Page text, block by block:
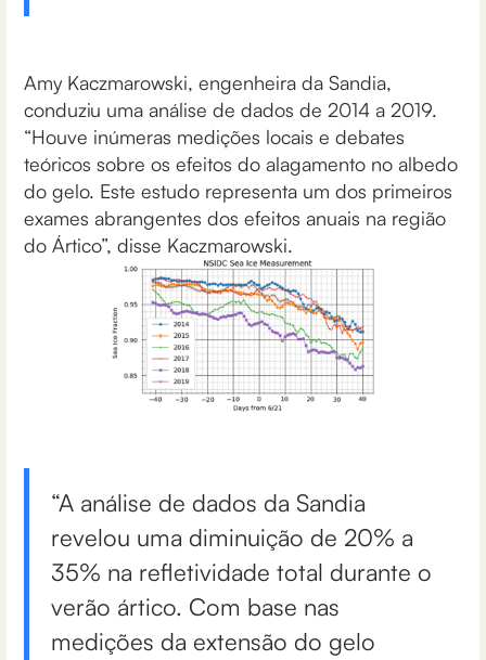
Amy Kaczmarowski, engenheira da Sandia,
conduziu uma análise de dados de 2014 a 2019.
“Houve inúmeras medições locais e debates
teóricos sobre os efeitos do alagamento no albedo
do gelo. Este estudo representa um dos primeiros
exames abrangentes dos efeitos anuais na região
do Ártico”, disse Kaczmarowski.
“A análise de dados da Sandia
revelou uma diminuição de 20% a
35% na refletividade total durante o
verão ártico. Com base nas
medições da extensão do gelo